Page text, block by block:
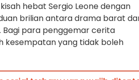
hebat Sergio Leone dengan
brilian antara drama barat
. Bagi para penggemar cerita
kesempatan yang tidak boleh